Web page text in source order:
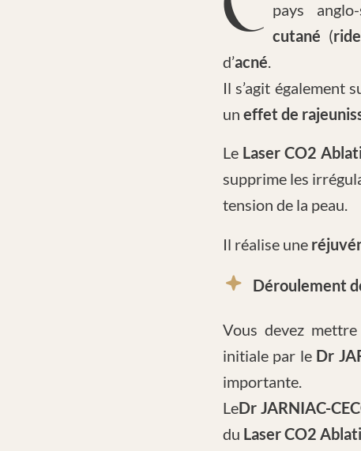
pays
cutané (
d’acné
Il s’agit également
un effet de
Le Laser CO2
supprime les
tension de la peau.
Il réalise une
Déroulement
Vous devez
initiale par le Dr
importante.
LeDr JARNIAC-
du Laser CO2